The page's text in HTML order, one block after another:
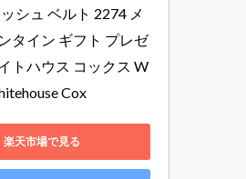
シュ ベルト 2274 メ
タイン ギフト プレゼ
トハウス コックス W
Cox
楽天市場で見る